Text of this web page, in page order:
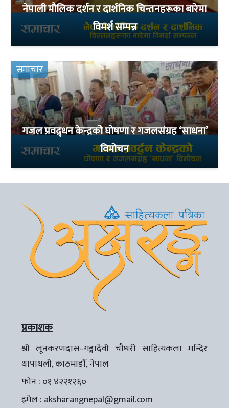
नेपाली मौलिक दर्शन र दार्शनिक चिन्तनहरूका बारेमा
विमर्श सम्पन्न
समाचार
गजल प्रवद्र्धन केन्द्रको घोषणा र गजलसंग्रह ‘साधना’
विमोचन
प्रकाशक
श्री लूनकरणदास–गङ्गादेवी चौधरी साहित्यकला मन्दिर
थापाथली, काठमाडौँ, नेपाल
फोन : ०१ ४२२१२६०
इमेल : aksharangnepal@gmail.com